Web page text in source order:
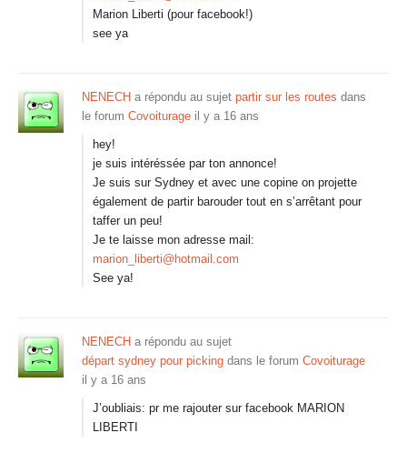
Marion Liberti (pour facebook!)
see ya
NENECH a répondu au sujet partir sur les routes dans
le forum Covoiturage il y a 16 ans
hey!
je suis intéréssée par ton annonce!
Je suis sur Sydney et avec une copine on projette
également de partir barouder tout en s’arrêtant pour
taffer un peu!
Je te laisse mon adresse mail:
marion_liberti@hotmail.com
See ya!
NENECH a répondu au sujet
départ sydney pour picking dans le forum Covoiturage
il y a 16 ans
J’oubliais: pr me rajouter sur facebook MARION
LIBERTI